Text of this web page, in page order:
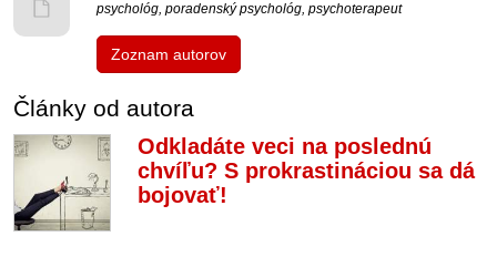
psychológ, poradenský psychológ, psychoterapeut
Zoznam autorov
Články od autora
Odkladáte veci na poslednú
chvíľu? S prokrastináciou sa dá
bojovať!